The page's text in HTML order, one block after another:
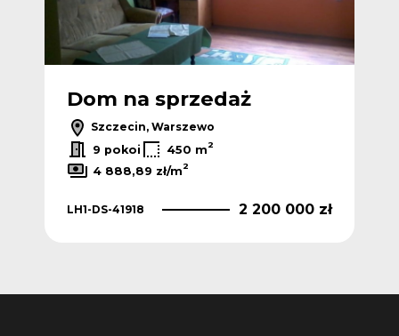
Dom na sprzedaż
Szczecin, Warszewo
9 pokoi
450 m2
4 888,89 zł/m2
LH1-DS-41918 2 200 000 zł